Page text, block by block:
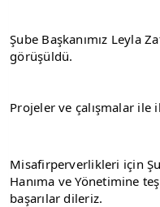
Şube Başkanımız Leyla
görüşüldü.
Projeler ve çalışmalar ile
Misafirperverlikleri için
Hanıma ve Yönetimine
başarılar dileriz.